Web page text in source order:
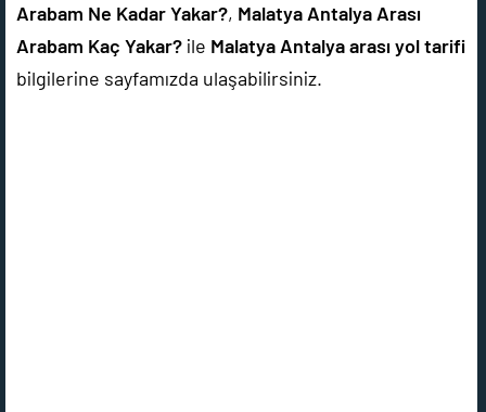
Arabam Ne Kadar Yakar?, Malatya Antalya Arası
Arabam Kaç Yakar? ile Malatya Antalya arası yol tarifi
bilgilerine sayfamızda ulaşabilirsiniz.